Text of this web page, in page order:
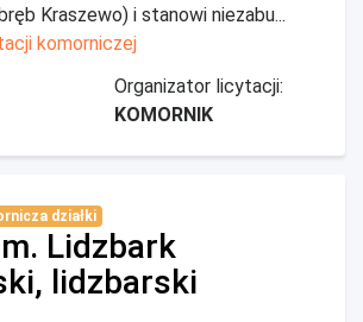
Kraszewo) i stanowi niezabu...
komorniczej
Organizator licytacji:
KOMORNIK
działki
Lidzbark
lidzbarski